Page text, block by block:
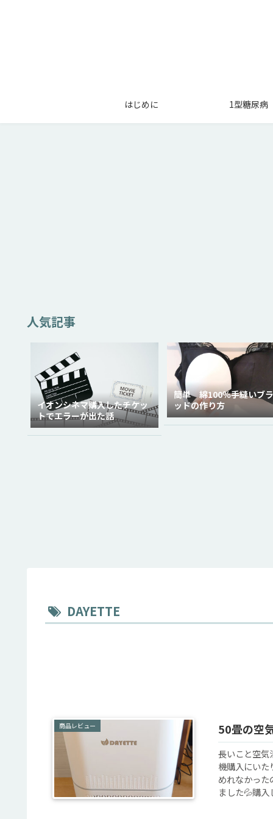
はじめに 1型糖尿病
人気記事
イオンシネマ購入したチケッ
トでエラーが出た話
簡単 綿100％手縫いブ
ッドの作り方
‎DAYETTE
商品レビュー 50畳の空
長いこと空気
機購入にい
めれなかっ
ました💦購入